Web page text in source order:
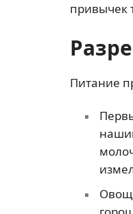
привычек
Питание